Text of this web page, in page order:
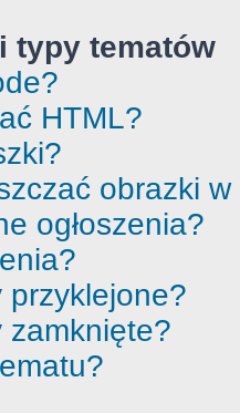
typy tematów
HTML?
obrazki
ogłoszenia?
przyklejone?
zamknięte?